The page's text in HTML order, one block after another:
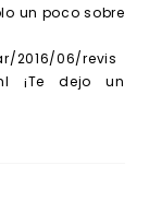
un poco sobre
2016/06/revis
¡Te dejo un